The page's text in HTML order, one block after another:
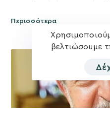
Περισσότερα
βελτιώσουμε